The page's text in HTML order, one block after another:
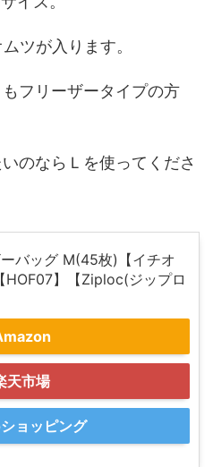
ツが入ります。
フリーザータイプの方
のならＬを使ってくださ
バッグ M(45枚)【イチオ
】【Ziploc(ジップロ
天市場
ョッピング